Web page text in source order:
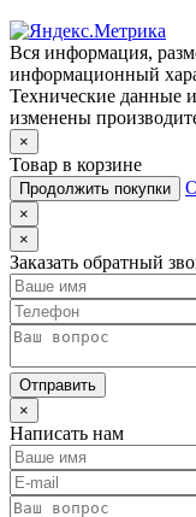
Вся информация,
информационный
Технические данные
изменены
×
Товар в корзине
Продолжить покупки
×
×
Заказать обратный
Отправить
×
Написать нам